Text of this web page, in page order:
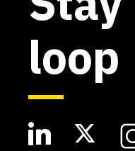
loop